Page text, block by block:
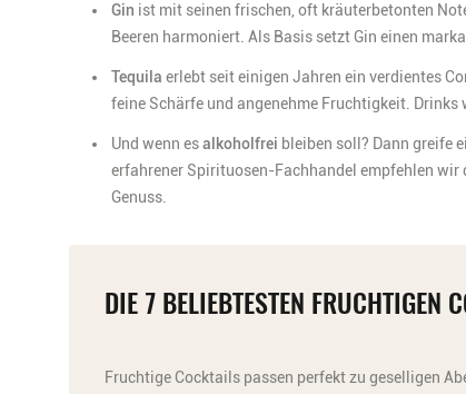
Gin ist mit seinen frischen, oft kräuterbetonten
Beeren harmoniert. Als Basis setzt Gin einen
Tequila erlebt seit einigen Jahren ein verdientes
feine Schärfe und angenehme Fruchtigkeit. Drinks
Und wenn esalkoholfrei bleiben soll? Dann greife
erfahrener Spirituosen-Fachhandel empfehlen wir
Genuss.
DIE 7 BELIEBTESTEN FRUCHTIGEN
Fruchtige Cocktails passen perfekt zu geselligen